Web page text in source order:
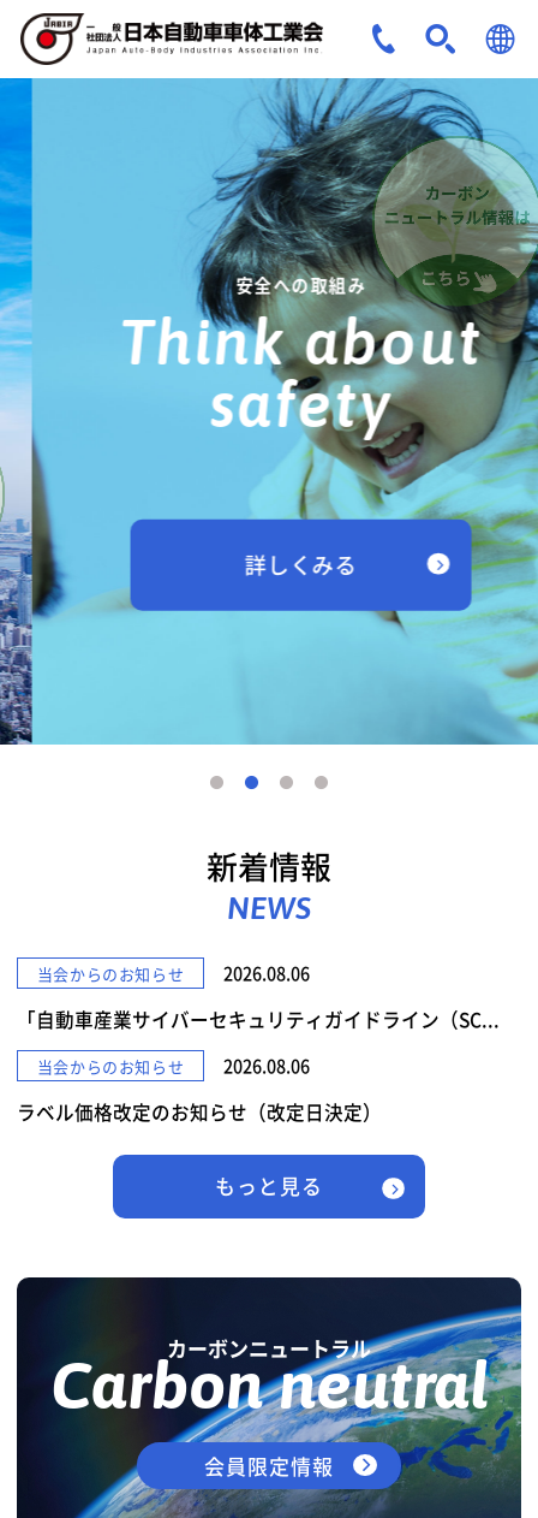
ENG
安全への取組み
Think about
safety
詳しくみる
新着情報
NEWS
当会からのお知らせ 2026.08.06
「自動車産業サイバーセキュリティガイドライン（SC...
当会からのお知らせ 2026.08.06
ラベル価格改定のお知らせ（改定日決定）
もっと見る
カーボンニュートラル
Carbon neutral
会員限定情報